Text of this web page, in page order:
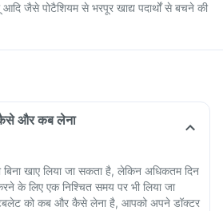
जैसे पोटैशियम से भरपूर खाद्य पदार्थों से बचने की
कैसे और कब लेना
खाए लिया जा सकता है, लेकिन अधिकतम दिन
के लिए एक निश्चित समय पर भी लिया जा
टैबलेट को कब और कैसे लेना है, आपको अपने डॉक्टर